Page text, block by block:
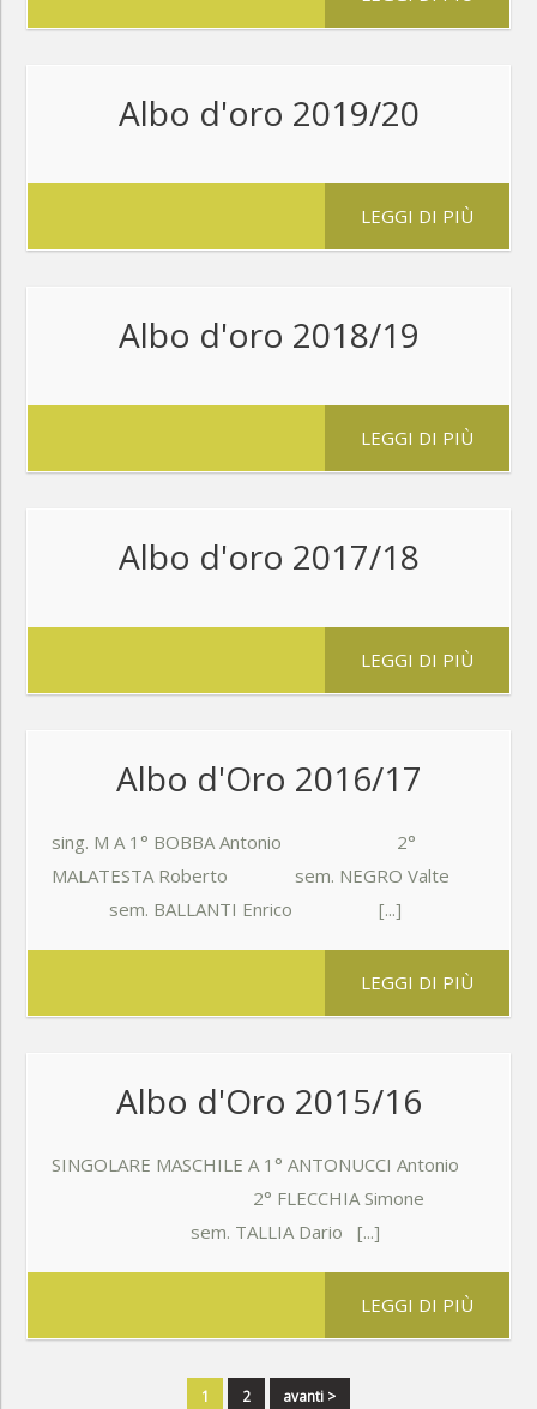
Albo d'oro 2019/20
LEGGI DI PIÙ
Albo d'oro 2018/19
LEGGI DI PIÙ
Albo d'oro 2017/18
LEGGI DI PIÙ
Albo d'Oro 2016/17
sing. M A 1° BOBBA Antonio 2°
MALATESTA Roberto sem. NEGRO Valte
sem. BALLANTI Enrico [...]
LEGGI DI PIÙ
Albo d'Oro 2015/16
SINGOLARE MASCHILE A 1° ANTONUCCI Antonio
2° FLECCHIA Simone
sem. TALLIA Dario [...]
LEGGI DI PIÙ
1 2 avanti >